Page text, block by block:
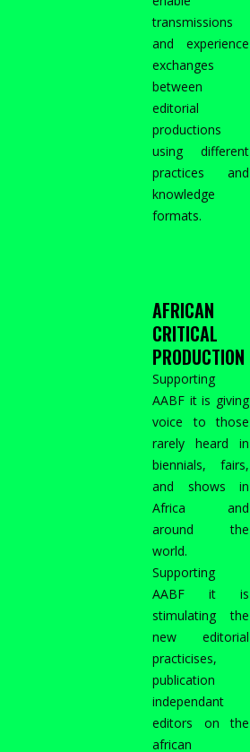
transmissions
and experience
exchanges
between
editorial
productions
using different
practices and
knowledge
formats.
AFRICAN
CRITICAL
PRODUCTION
Supporting
AABF it is giving
voice to those
rarely heard in
biennials, fairs,
and shows in
Africa and
around the
world.
Supporting
AABF it is
stimulating the
new editorial
practicises,
publication
independant
editors on the
african